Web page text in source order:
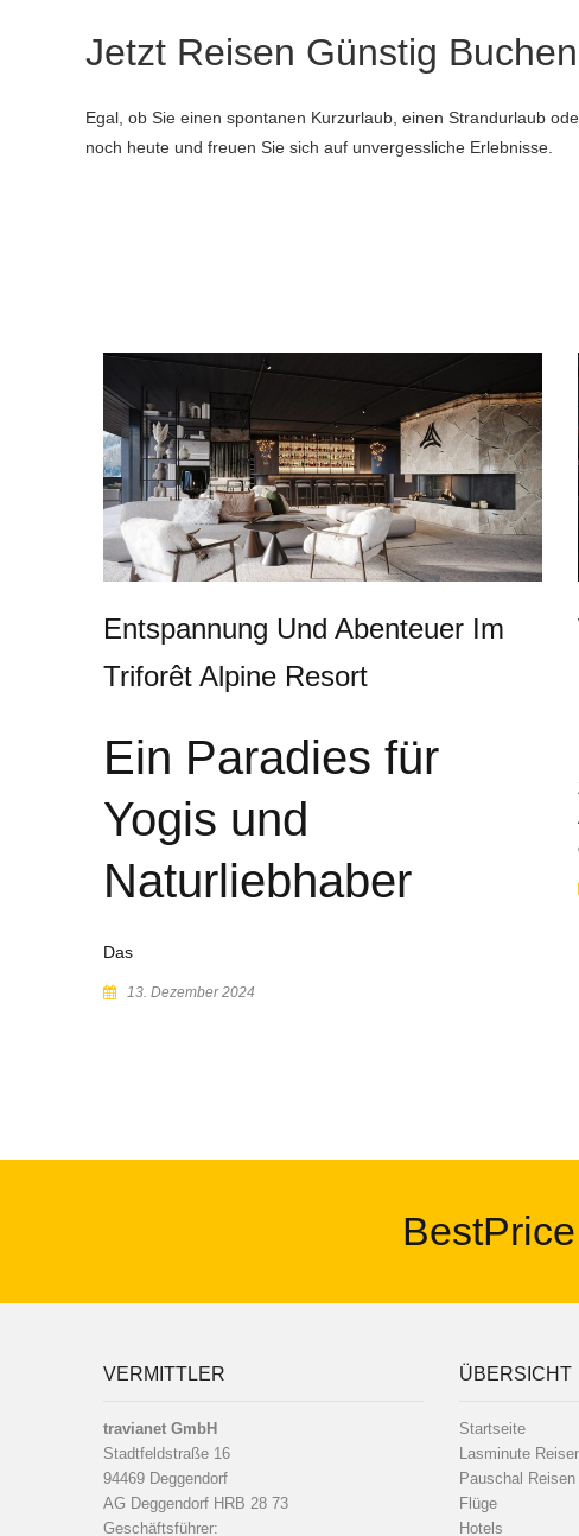
Jetzt Reisen Günstig
Egal, ob Sie einen spontanen Kurzurlaub, einen Strandurlaub
noch heute und freuen Sie sich auf unvergessliche Erlebnisse.
Entspannung Und Abenteuer Im
Triforêt Alpine Resort
Ein Paradies für
Yogis und
Naturliebhaber
Das
13. Dezember 2024
VERMITTLER
travianet GmbH
Stadtfeldstraße 16
94469 Deggendorf
AG Deggendorf HRB 28 73
Geschäftsführer:
ÜBERSICHT
Startseite
Lasminute
Pauschal Reisen
Flüge
Hotels